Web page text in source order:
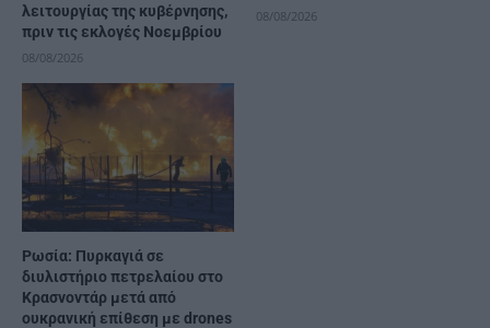
λειτουργίας της κυβέρνησης,
πριν τις εκλογές Νοεμβρίου
08/08/2026
08/08/2026
Ρωσία: Πυρκαγιά σε
διυλιστήριο πετρελαίου στο
Κρασνοντάρ μετά από
ουκρανική επίθεση με drones